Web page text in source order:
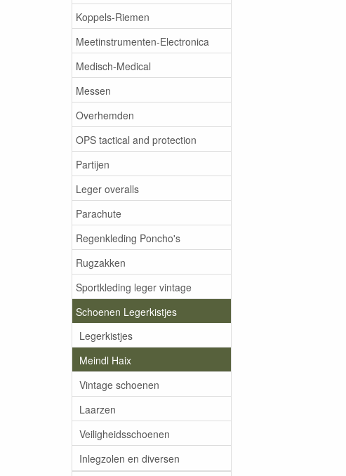
Koppels-Riemen
Meetinstrumenten-Electronica
Medisch-Medical
Messen
Overhemden
OPS tactical and protection
Partijen
Leger overalls
Parachute
Regenkleding Poncho's
Rugzakken
Sportkleding leger vintage
Schoenen Legerkistjes
Legerkistjes
Meindl Haix
Vintage schoenen
Laarzen
Veiligheidsschoenen
Inlegzolen en diversen